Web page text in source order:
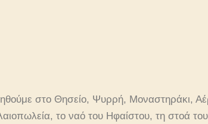
στο Θησείο, Ψυρρή, Μοναστηράκι,
το ναό του Ηφαίστου, τη στοά